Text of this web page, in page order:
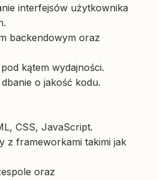
interfejsów użytkownika
backendowym oraz
kątem wydajności.
o jakość kodu.
CSS, JavaScript.
z frameworkami takimi jak
oraz